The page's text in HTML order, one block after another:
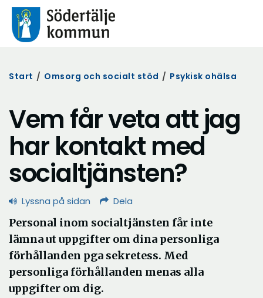
Start / Omsorg och socialt stöd / Psykisk ohälsa
Vem får veta att jag
har kontakt med
socialtjänsten?
Lyssna på sidan Dela
Personal inom socialtjänsten får inte
lämna ut uppgifter om dina personliga
förhållanden pga sekretess. Med
personliga förhållanden menas alla
uppgifter om dig.